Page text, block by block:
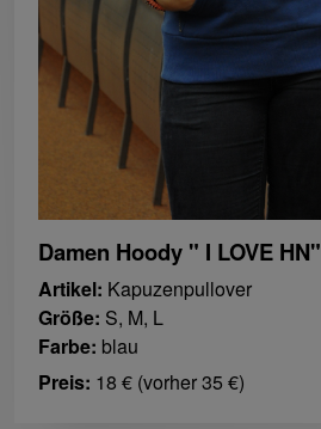
Damen Hoody " I LOVE HN"
Artikel: Kapuzenpullover
Größe: S, M, L
Farbe: blau
Preis: 18 € (vorher 35 €)